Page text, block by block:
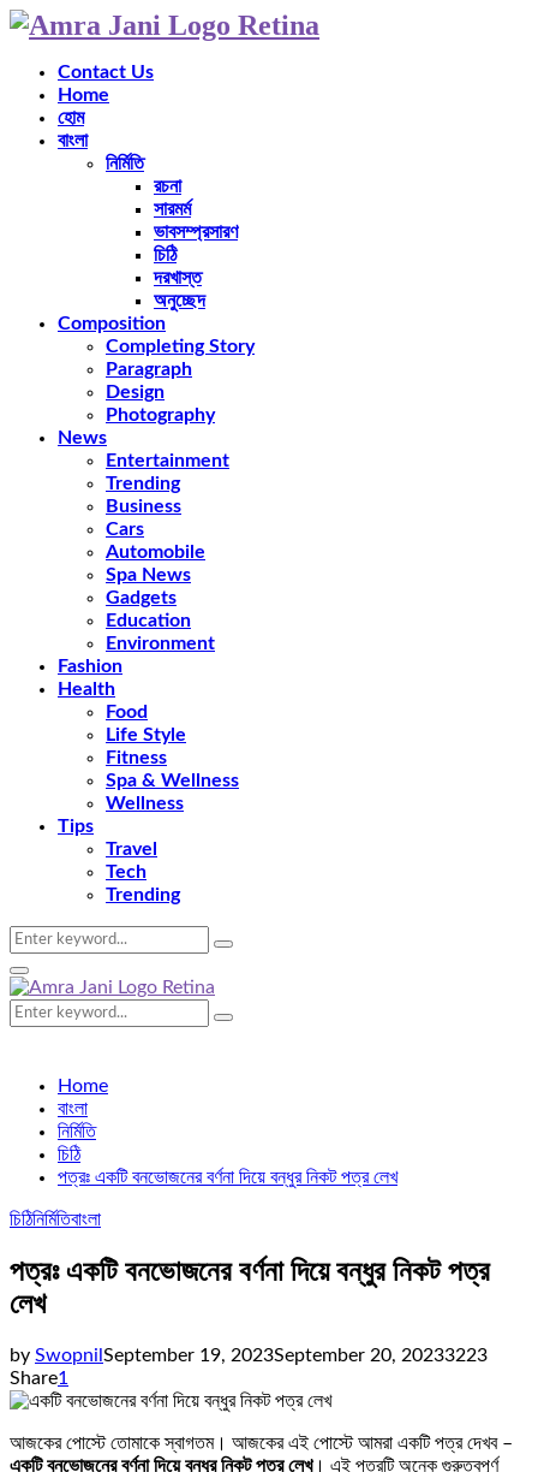
Contact Us
Home
হোম
বাংলা
নির্মিতি
রচনা
সারমর্ম
ভাবসম্প্রসারণ
চিঠি
দরখাস্ত
অনুচ্ছেদ
Composition
Completing Story
Paragraph
Design
Photography
News
Entertainment
Trending
Business
Cars
Automobile
Spa News
Gadgets
Education
Environment
Fashion
Health
Food
Life Style
Fitness
Spa & Wellness
Wellness
Tips
Travel
Tech
Trending
Search
for:
Search
Primary
Menu
Search
for:
Search
Home
বাংলা
নির্মিতি
চিঠি
পত্রঃ একটি বনভোজনের বর্ণনা দিয়ে বন্ধুর নিকট পত্র লেখ
চিঠিনির্মিতিবাংলা
পত্রঃ একটি বনভোজনের বর্ণনা দিয়ে বন্ধুর নিকট পত্র
লেখ
by Swopnil September 19, 2023September 20, 20233223
Share1
আজকের পোস্টে তোমাকে স্বাগতম। আজকের এই পোস্টে আমরা একটি পত্র দেখব –
একটি বনভোজনের বর্ণনা দিয়ে বন্ধুর নিকট পত্র লেখ। এই পত্রটি অনেক গুরুত্বপূর্ণ